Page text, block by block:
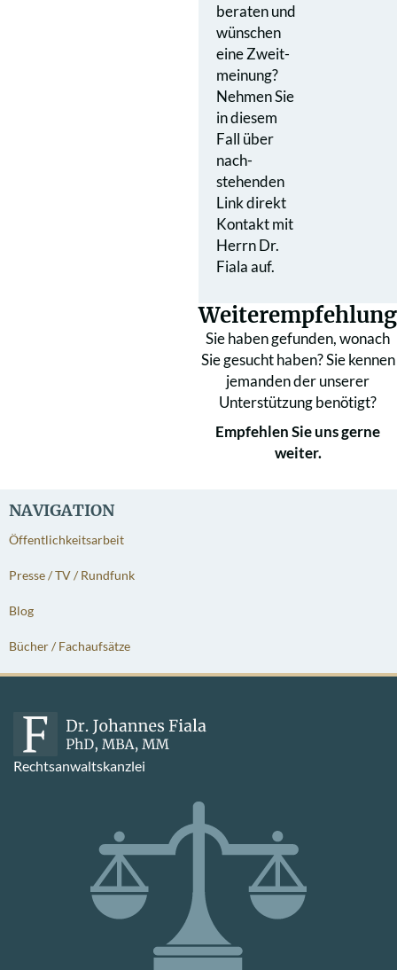
NAVIGATION
Öffentlichkeitsarbeit
Presse / TV / Rundfunk
Blog
Bücher / Fachaufsätze
beraten und
wünschen
eine Zweit­
meinung?
Nehmen Sie
in diesem
Fall über
nach­
stehenden
Link direkt
Kontakt mit
Herrn Dr.
Fiala auf.
Weiterempfehlung
Sie haben gefunden, wonach
Sie gesucht haben? Sie kennen
jemanden der unserer
Unterstützung benötigt?
Empfehlen Sie uns gerne
weiter.
Rechtsanwaltskanzlei